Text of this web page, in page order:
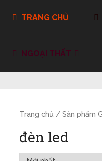
TRANG CHỦ
NGOẠI THẤT
Trang chủ / Sản phẩm
đèn led